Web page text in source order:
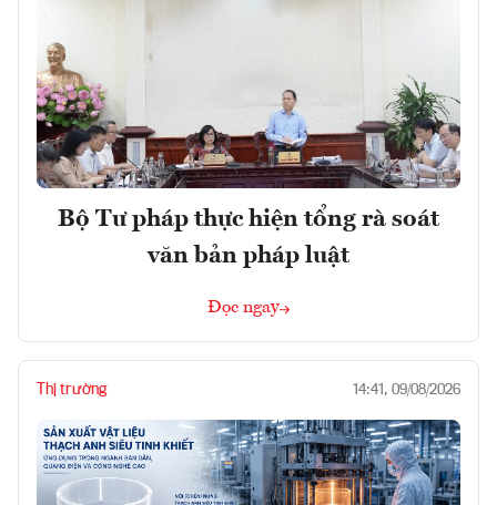
Bộ Tư pháp thực hiện tổng rà soát
văn bản pháp luật
Đọc ngay
Thị trường 14:41, 09/08/2026